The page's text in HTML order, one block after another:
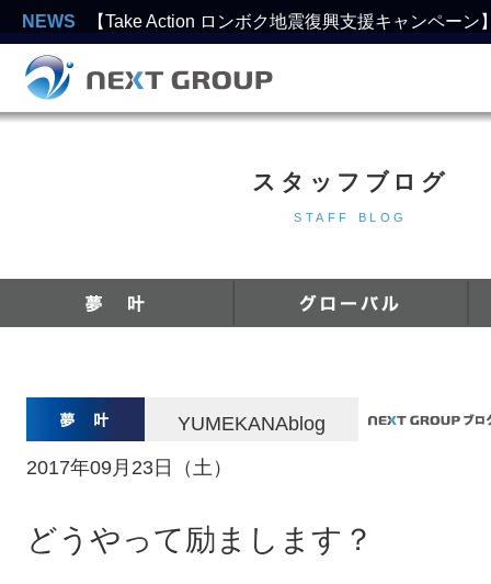
NEWS 【Take Action ロンボク地震復興支援キャンペー
スタッフブログ
STAFF BLOG
YUMEKANAblog
2017年09月23日（土）
どうやって励まします？